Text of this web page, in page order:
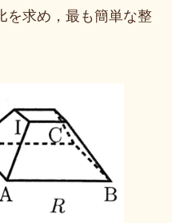
を求め，最も簡単な整